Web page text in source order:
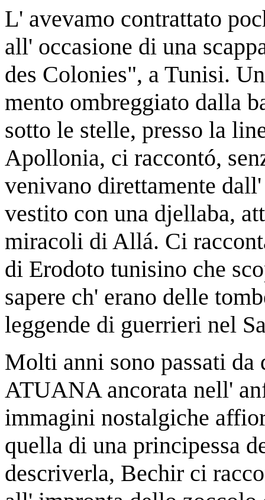
L' avevamo contrattato
all' occasione di una
des Colonies", a Tunisi.
mento ombreggiato dalla
sotto le stelle, presso la
Apollonia, ci raccontó,
venivano direttamente
vestito con una djellaba,
miracoli di Allá. Ci
di Erodoto tunisino che
sapere ch' erano delle
leggende di guerrieri nel
Molti anni sono passati da
ATUANA ancorata nell'
immagini nostalgiche
quella di una principessa
descriverla, Bechir ci